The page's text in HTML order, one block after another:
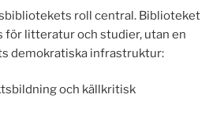
roll central. Biblioteket
för litteratur och studier, utan en
demokratiska infrastruktur:
och källkritisk